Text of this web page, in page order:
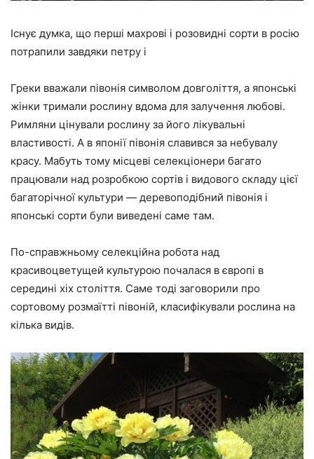
Існує думка, що перші махрові і розовидні сорти в росію
потрапили завдяки петру i
Греки вважали півонія символом довголіття, а японські
жінки тримали рослину вдома для залучення любові.
Римляни цінували рослину за його лікувальні
властивості. А в японії півонія славився за небувалу
красу. Мабуть тому місцеві селекціонери багато
працювали над розробкою сортів і видового складу цієї
багаторічної культури — деревоподібний півонія і
японські сорти були виведені саме там.
По-справжньому селекційна робота над
красивоцветущей культурою почалася в європі в
середині xix століття. Саме тоді заговорили про
сортовому розмаїтті півоній, класифікували рослина на
кілька видів.